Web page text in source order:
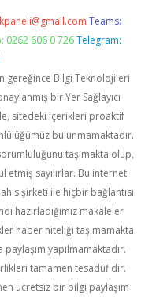
Teams:
0262 606 0 726 Telegram:
gereğince Bilgi Teknolojileri
bir Yer Sağlayıcı
sitedeki içerikleri proaktif
bulunmamaktadır.
taşımakta olup,
etmiş sayılırlar. Bu internet
şirketi ile hiçbir bağlantısı
hazırladığımız makaleler
haber niteliği taşımamakta
yapılmamaktadır.
tamamen tesadüfidir.
ücretsiz bir bilgi paylaşım